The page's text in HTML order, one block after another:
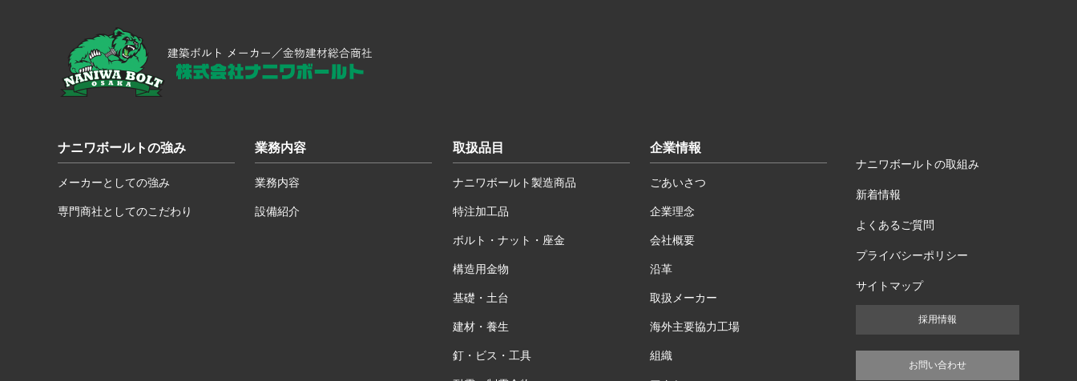
ナニワボールトの強み
メーカーとしての強み
専門商社としてのこだわり
業務内容
業務内容
設備紹介
取扱品目
ナニワボールト製造商品
特注加工品
ボルト・ナット・座金
構造用金物
基礎・土台
建材・養生
釘・ビス・工具
企業情報
ごあいさつ
企業理念
会社概要
沿革
取扱メーカー
海外主要協力工場
組織
ナニワボールトの取組み
新着情報
よくあるご質問
プライバシーポリシー
サイトマップ
採用情報
お問い合わせ